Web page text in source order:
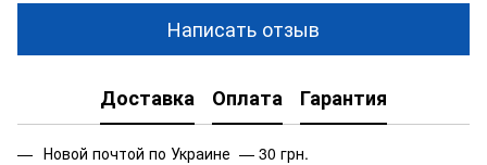
Написать отзыв
Доставка Оплата Гарантия
Новой почтой по Украине — 30 грн.